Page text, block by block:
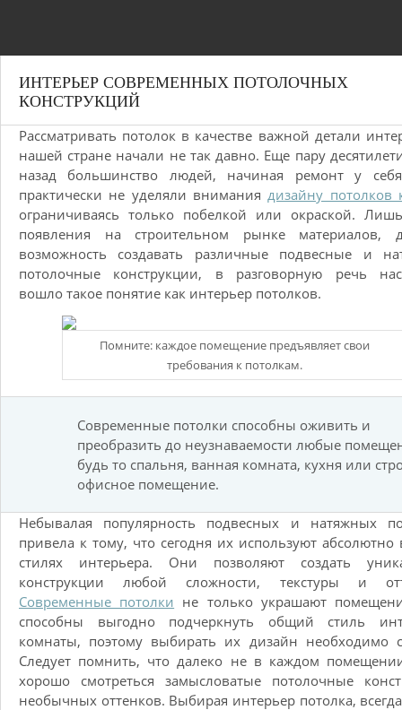
ИНТЕРЬЕР СОВРЕМЕННЫХ ПОТОЛОЧНЫХ
КОНСТРУКЦИЙ
Рассматривать потолок в качестве важной детали
нашей стране начали не так давно. Еще пару
назад большинство людей, начиная ремонт у
практически не уделяли вниманиядизайну потолков
ограничиваясь только побелкой или окраской.
появления на строительном рынке материалов,
возможность создавать различные подвесные и
потолочные конструкции, в разговорную речь
вошло такое понятие как интерьер потолков.
Помните: каждое помещение предъявляет свои
требования к потолкам.
Современные потолки способны оживить и
преобразить до неузнаваемости любые
будь то спальня, ванная комната, кухня или
офисное помещение.
Небывалая популярность подвесных и натяжных
привела к тому, что сегодня их используют абсолютно
стилях интерьера. Они позволяют создать
конструкции любой сложности, текстуры и
Современные потолки не только украшают
способны выгодно подчеркнуть общий стиль
комнаты, поэтому выбирать их дизайн необходимо
Следует помнить, что далеко не в каждом
хорошо смотреться замысловатые потолочные
необычных оттенков. Выбирая интерьер потолка,